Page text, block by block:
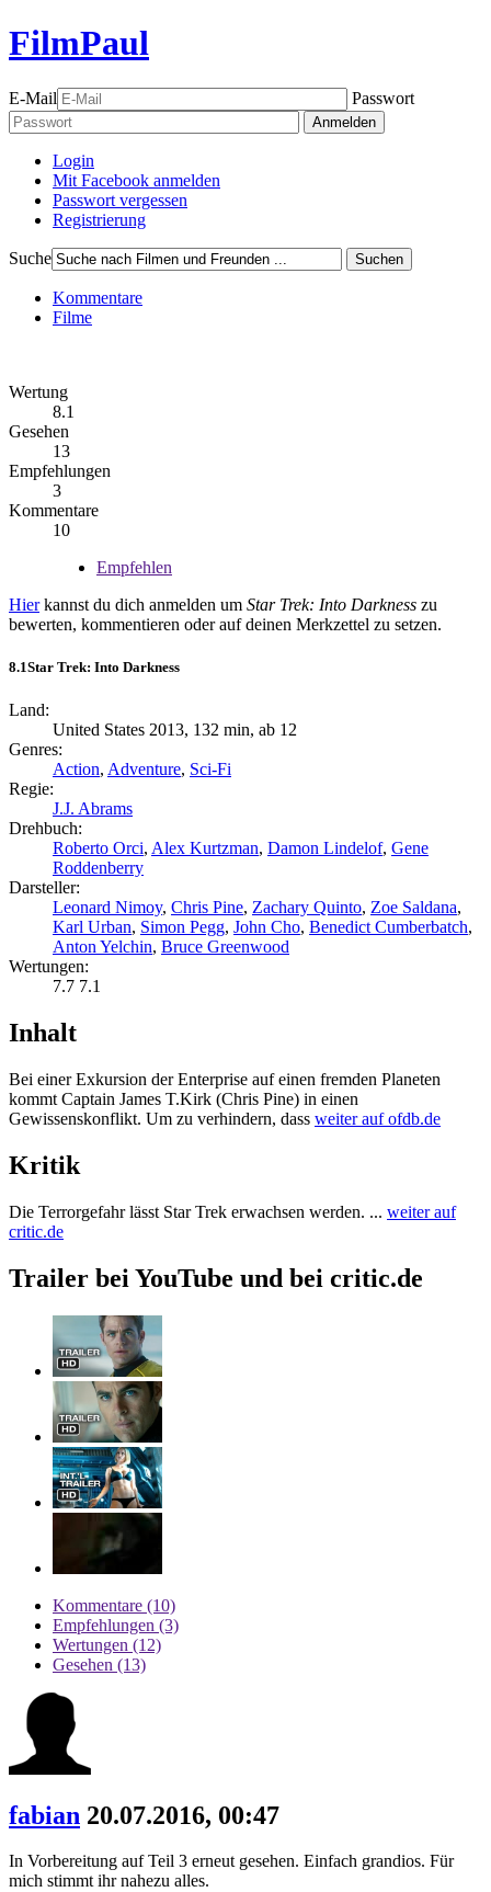
FilmPaul
E-Mail Passwort
Anmelden
Login
Mit Facebook anmelden
Passwort vergessen
Registrierung
Suche Suchen
Kommentare
Filme
Wertung
8.1
Gesehen
13
Empfehlungen
3
Kommentare
10
Empfehlen
Hierkannst du dich anmelden um Star Trek: Into Darkness zu
bewerten, kommentieren oder auf deinen Merkzettel zu setzen.
8.1Star Trek: Into Darkness
Land:
United States 2013, 132 min, ab 12
Genres:
Action, Adventure, Sci-Fi
Regie:
J.J. Abrams
Drehbuch:
Roberto Orci, Alex Kurtzman, Damon Lindelof, Gene
Roddenberry
Darsteller:
Leonard Nimoy, Chris Pine, Zachary Quinto, Zoe Saldana,
Karl Urban, Simon Pegg, John Cho, Benedict Cumberbatch,
Anton Yelchin, Bruce Greenwood
Wertungen:
7.7 7.1
Inhalt
Bei einer Exkursion der Enterprise auf einen fremden Planeten
kommt Captain James T.Kirk (Chris Pine) in einen
Gewissenskonflikt. Um zu verhindern, dass weiter auf ofdb.de
Kritik
Die Terrorgefahr lässt Star Trek erwachsen werden. ... weiter auf
critic.de
Trailer bei YouTube und bei critic.de
Kommentare (10)
Empfehlungen (3)
Wertungen (12)
Gesehen (13)
fabian 20.07.2016, 00:47
In Vorbereitung auf Teil 3 erneut gesehen. Einfach grandios. Für
mich stimmt ihr nahezu alles.